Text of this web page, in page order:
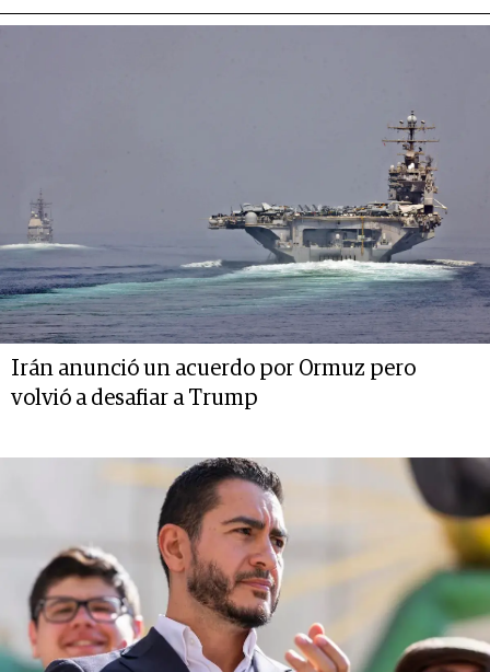
Irán anunció un acuerdo por Ormuz pero
volvió a desafiar a Trump